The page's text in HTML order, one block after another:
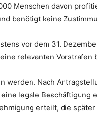
Menschen davon
benötigt keine
vor dem 31.
relevanten Vorstrafen
werden. Nach
legale Beschäftigung
erteilt, die